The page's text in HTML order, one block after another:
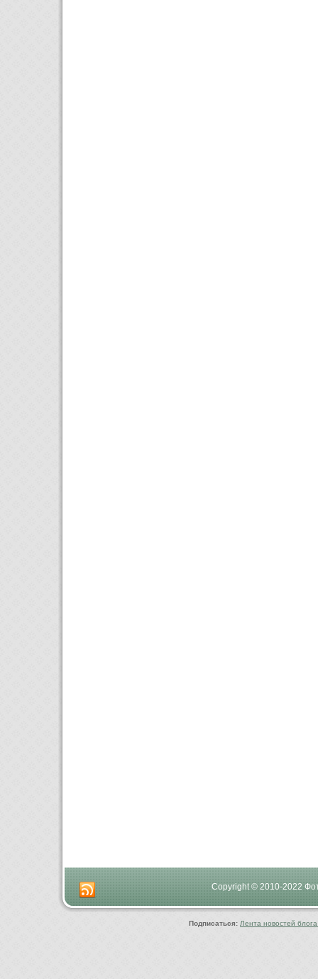
Copyright © 2010-2022
Подписаться: Лента новостей